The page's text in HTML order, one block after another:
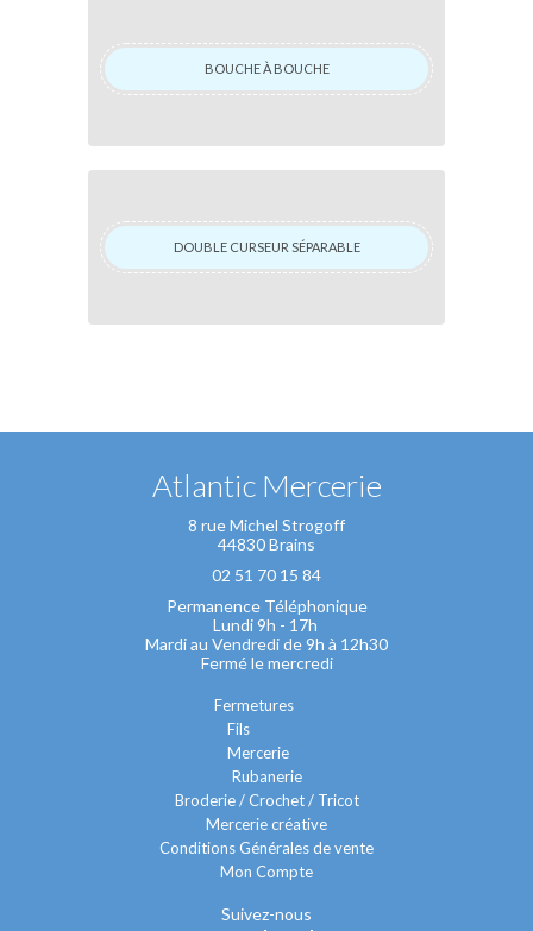
BOUCHE À BOUCHE
DOUBLE CURSEUR SÉPARABLE
Atlantic Mercerie
8 rue Michel Strogoff
44830 Brains
02 51 70 15 84
Permanence Téléphonique
Lundi 9h - 17h
Mardi au Vendredi de 9h à 12h30
Fermé le mercredi
Fermetures
Fils
Mercerie
Rubanerie
Broderie / Crochet / Tricot
Mercerie créative
Conditions Générales de vente
Mon Compte
Suivez-nous